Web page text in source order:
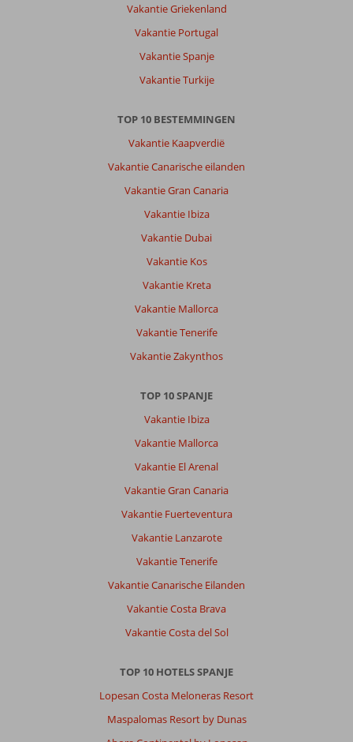
Vakantie Griekenland
Vakantie Portugal
Vakantie Spanje
Vakantie Turkije
TOP 10 BESTEMMINGEN
Vakantie Kaapverdië
Vakantie Canarische eilanden
Vakantie Gran Canaria
Vakantie Ibiza
Vakantie Dubai
Vakantie Kos
Vakantie Kreta
Vakantie Mallorca
Vakantie Tenerife
Vakantie Zakynthos
TOP 10 SPANJE
Vakantie Ibiza
Vakantie Mallorca
Vakantie El Arenal
Vakantie Gran Canaria
Vakantie Fuerteventura
Vakantie Lanzarote
Vakantie Tenerife
Vakantie Canarische Eilanden
Vakantie Costa Brava
Vakantie Costa del Sol
TOP 10 HOTELS SPANJE
Lopesan Costa Meloneras Resort
Maspalomas Resort by Dunas